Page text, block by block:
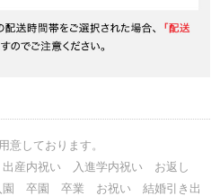
意しております。
産内祝い 入進学内祝い お返し
卒園 卒業 お祝い 結婚引き出